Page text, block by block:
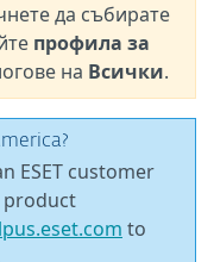
да събирате
профила за
на Всички.
ESET customer
product
to